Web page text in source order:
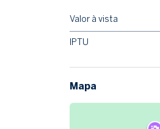
Valor à vista
IPTU
Mapa